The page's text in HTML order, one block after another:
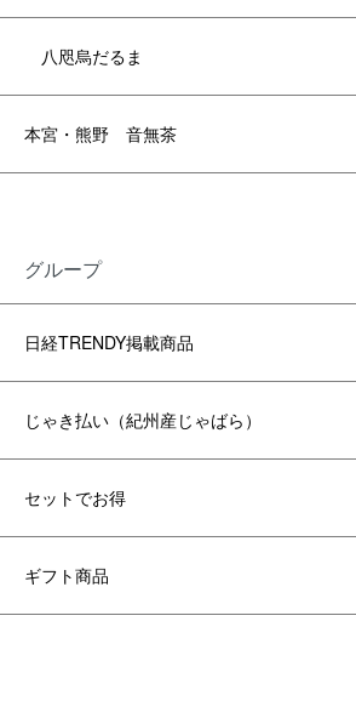
八咫烏だるま
本宮・熊野 音無茶
グループ
日経TRENDY掲載商品
じゃき払い（紀州産じゃばら）
セットでお得
ギフト商品